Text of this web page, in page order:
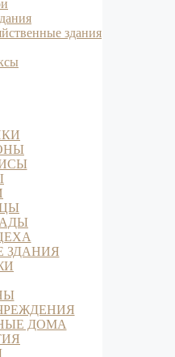
здания
ЗДАНИЯ
ДОМА